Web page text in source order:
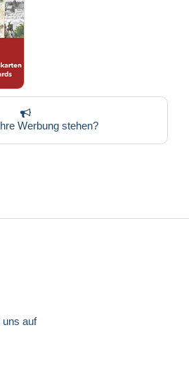
Werbung stehen?
uns auf